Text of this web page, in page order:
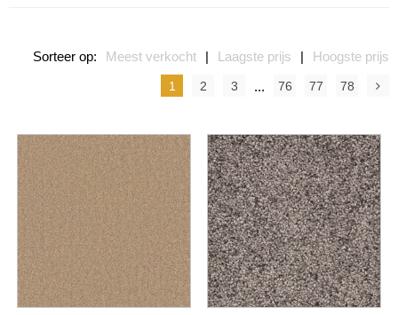
Sorteer op: Meest verkocht | Laagste prijs | Hoogste prijs
1 2 3 ... 76 77 78